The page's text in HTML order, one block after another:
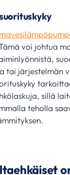
voi johtua
tai järjestelmän
sillä
teholla